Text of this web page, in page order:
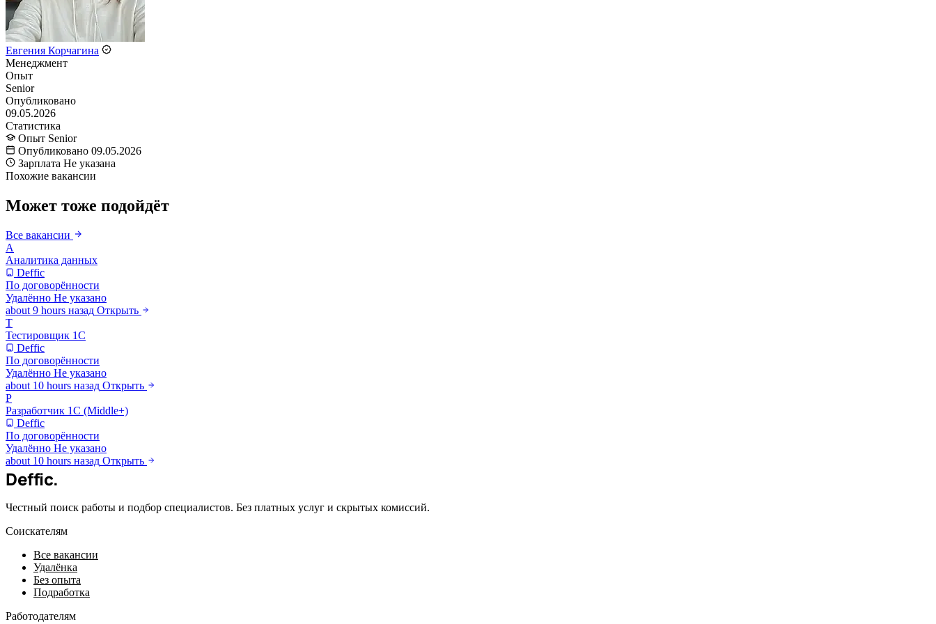
Евгения Корчагина
Менеджмент
Опыт
Senior
Опубликовано
09.05.2026
Статистика
Опыт Senior
Опубликовано 09.05.2026
Зарплата Не указана
Похожие вакансии
Может тоже подойдёт
Все вакансии
А
Аналитика данных
Deffic
По договорённости
Удалённо Не указано
about 9 hours назад Открыть
Т
Тестировщик 1С
Deffic
По договорённости
Удалённо Не указано
about 10 hours назад Открыть
Р
Разработчик 1С (Middle+)
Deffic
По договорённости
Удалённо Не указано
about 10 hours назад Открыть
Deffic.
Честный поиск работы и подбор специалистов. Без платных услуг и скрытых комиссий.
Соискателям
Все вакансии
Удалёнка
Без опыта
Подработка
Работодателям